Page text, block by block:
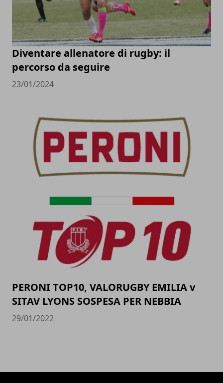
Diventare allenatore di rugby: il
percorso da seguire
23/01/2024
PERONI TOP10, VALORUGBY EMILIA v
SITAV LYONS SOSPESA PER NEBBIA
29/01/2022